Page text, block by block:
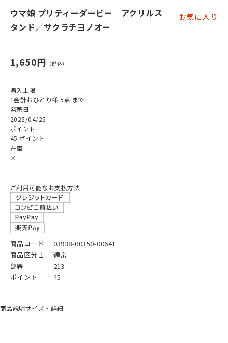
ウマ娘 プリティーダービー アクリルス
タンド／サクラチヨノオー
お気に入り
1,650円
購入上限
1会計おひとり様 5点 まで
発売日
2025/04/25
ポイント
45 ポイント
在庫
×
ご利用可能なお支払方法
商品コード
03938-00350-00641
商品区分１
通常
部署
213
ポイント
45
商品説明サイズ・詳細